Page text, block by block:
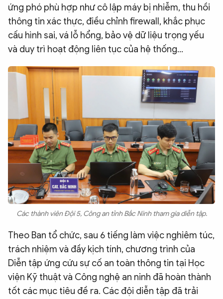
ứng phó phù hợp như cô lập máy bị nhiễm, thu hồi
thông tin xác thực, điều chỉnh firewall, khắc phục
cấu hình sai, vá lỗ hổng, bảo vệ dữ liệu trọng yếu
và duy trì hoạt động liên tục của hệ thống…
Các thành viên Đội 5, Công an tỉnh Bắc Ninh tham gia diễn tập.
Theo Ban tổ chức, sau 6 tiếng làm việc nghiêm túc,
trách nhiệm và đầy kịch tính, chương trình của
Diễn tập ứng cứu sự cố an toàn thông tin tại Học
viện Kỹ thuật và Công nghệ an ninh đã hoàn thành
tốt các mục tiêu đề ra. Các đội diễn tập đã trải